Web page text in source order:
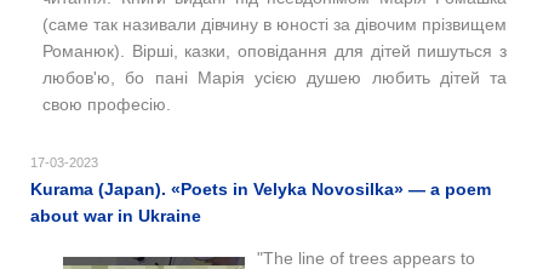
(саме так називали дівчину в юності за дівочим прізвищем
Романюк). Вірші, казки, оповідання для дітей пишуться з
любов'ю, бо пані Марія усією душею любить дітей та
свою професію.
17-03-2023
Kurama (Japan). «Poets in Velyka Novosilka» — a poem
about war in Ukraine
"The line of trees appears to